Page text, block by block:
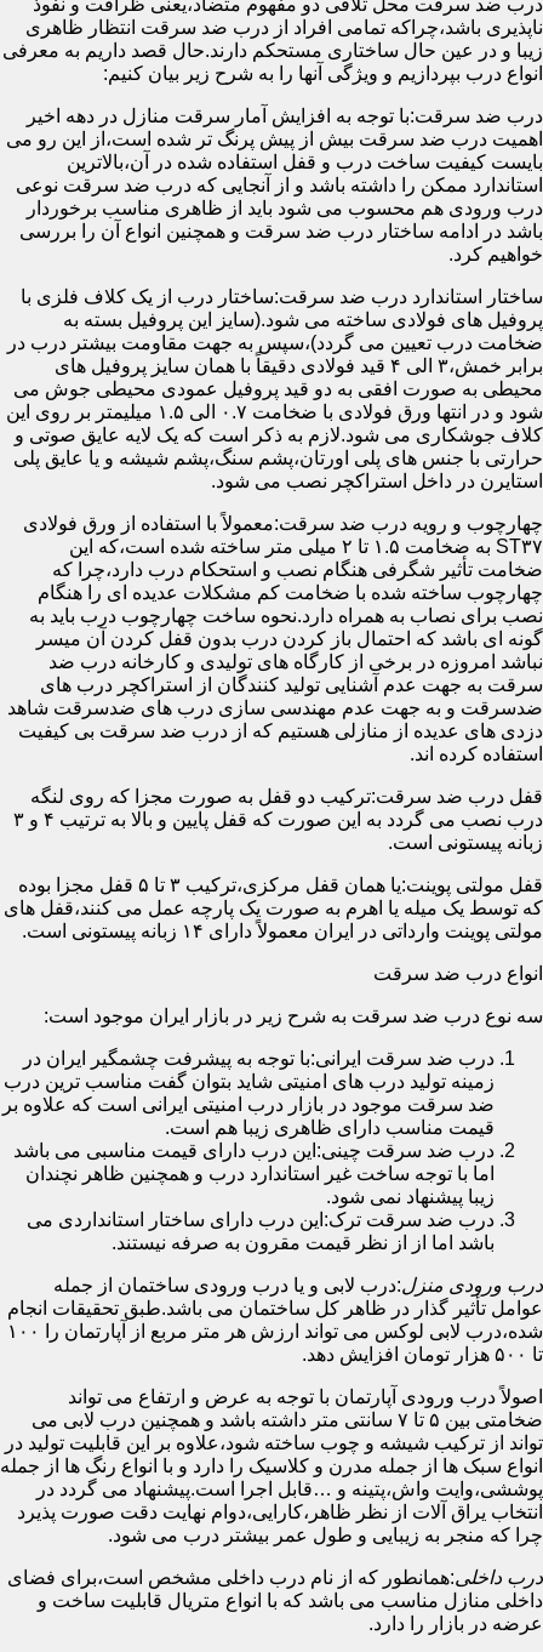
ناپذیری باشد،چراکه تمامی افراد از درب ضد سرقت انتظار ظاهری
زیبا و در عین حال ساختاری مستحکم دارند.حال قصد داریم به معرفی
انواع درب بپردازیم و ویژگی آنها را به شرح زیر بیان کنیم:
درب ضد سرقت:با توجه به افزایش آمار سرقت منازل در دهه اخیر
اهمیت درب ضد سرقت بیش از پیش پرنگ تر شده است،از این رو می
بایست کیفیت ساخت درب و قفل استفاده شده در آن،بالاترین
استاندارد ممکن را داشته باشد و از آنجایی که درب ضد سرقت نوعی
درب ورودی هم محسوب می شود باید از ظاهری مناسب برخوردار
باشد در ادامه ساختار درب ضد سرقت و همچنین انواع آن را بررسی
خواهیم کرد.
ساختار استاندارد درب ضد سرقت:ساختار درب از یک کلاف فلزی با
پروفیل های فولادی ساخته می شود.(سایز این پروفیل بسته به
ضخامت درب تعیین می گردد)،سپس به جهت مقاومت بیشتر درب در
برابر خمش،۳ الی ۴ قید فولادی دقیقاً با همان سایز پروفیل های
محیطی به صورت افقی به دو قید پروفیل عمودی محیطی جوش می
شود و در انتها ورق فولادی با ضخامت ۰.۷ الی ۱.۵ میلیمتر بر روی این
کلاف جوشکاری می شود.لازم به ذکر است که یک لایه عایق صوتی و
حرارتی با جنس های پلی اورتان،پشم سنگ،پشم شیشه و یا عایق پلی
استایرن در داخل استراکچر نصب می شود.
چهارچوب و رویه درب ضد سرقت:معمولاً با استفاده از ورق فولادی
ST۳۷ به ضخامت ۱.۵ تا ۲ میلی متر ساخته شده است،که این
ضخامت تأثیر شگرفی هنگام نصب و استحکام درب دارد،چرا که
چهارچوب ساخته شده با ضخامت کم مشکلات عدیده ای را هنگام
نصب برای نصاب به همراه دارد.نحوه ساخت چهارچوب درب باید به
گونه ای باشد که احتمال باز کردن درب بدون قفل کردن آن میسر
نباشد امروزه در برخی از کارگاه های تولیدی و کارخانه درب ضد
سرقت به جهت عدم آشنایی تولید کنندگان از استراکچر درب های
ضدسرقت و به جهت عدم مهندسی سازی درب های ضدسرقت شاهد
دزدی های عدیده از منازلی هستیم که از درب ضد سرقت بی کیفیت
استفاده کرده اند.
قفل درب ضد سرقت:ترکیب دو قفل به صورت مجزا که روی لنگه
درب نصب می گردد به این صورت که قفل پایین و بالا به ترتیب ۴ و ۳
زبانه پیستونی است.
قفل مولتی پوینت:یا همان قفل مرکزی،ترکیب ۳ تا ۵ قفل مجزا بوده
که توسط یک میله یا اهرم به صورت یک پارچه عمل می کنند،قفل های
مولتی پوینت وارداتی در ایران معمولاً دارای ۱۴ زبانه پیستونی است.
انواع درب ضد سرقت
سه نوع درب ضد سرقت به شرح زیر در بازار ایران موجود است:
درب ضد سرقت ایرانی:با توجه به پیشرفت چشمگیر ایران در
زمینه تولید درب های امنیتی شاید بتوان گفت مناسب ترین درب
ضد سرقت موجود در بازار درب امنیتی ایرانی است که علاوه بر
قیمت مناسب دارای ظاهری زیبا هم است.
درب ضد سرقت چینی:این درب دارای قیمت مناسبی می باشد
اما با توجه ساخت غیر استاندارد درب و همچنین ظاهر نچندان
زیبا پیشنهاد نمی شود.
درب ضد سرقت ترک:این درب دارای ساختار استانداردی می
باشد اما از از نظر قیمت مقرون به صرفه نیستند.
درب ورودی منزل:درب لابی و یا درب ورودی ساختمان از جمله
عوامل تأثیر گذار در ظاهر کل ساختمان می باشد.طبق تحقیقات انجام
شده،درب لابی لوکس می تواند ارزش هر متر مربع از آپارتمان را ۱۰۰
تا ۵۰۰ هزار تومان افزایش دهد.
اصولاً درب ورودی آپارتمان با توجه به عرض و ارتفاع می تواند
ضخامتی بین ۵ تا ۷ سانتی متر داشته باشد و همچنین درب لابی می
تواند از ترکیب شیشه و چوب ساخته شود،علاوه بر این قابلیت تولید در
انواع سبک ها از جمله مدرن و کلاسیک را دارد و با انواع رنگ ها از جمله
پوششی،وایت واش،پتینه و …قابل اجرا است.پیشنهاد می گردد در
انتخاب یراق آلات از نظر ظاهر،کارایی،دوام نهایت دقت صورت پذیرد
چرا که منجر به زیبایی و طول عمر بیشتر درب می شود.
درب داخلی:همانطور که از نام درب داخلی مشخص است،برای فضای
داخلی منازل مناسب می باشد که با انواع متریال قابلیت ساخت و
عرضه در بازار را دارد.